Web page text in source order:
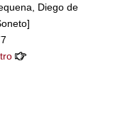
Diego de